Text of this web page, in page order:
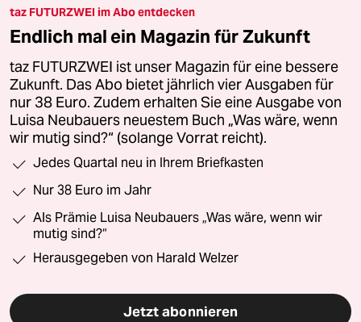
taz FUTURZWEI im Abo entdecken
Endlich mal ein Magazin für Zukunft
taz FUTURZWEI ist unser Magazin für eine bessere
Zukunft. Das Abo bietet jährlich vier Ausgaben für
nur 38 Euro. Zudem erhalten Sie eine Ausgabe von
Luisa Neubauers neuestem Buch „Was wäre, wenn
wir mutig sind?“ (solange Vorrat reicht).
Jedes Quartal neu in Ihrem Briefkasten
Nur 38 Euro im Jahr
Als Prämie Luisa Neubauers „Was wäre, wenn wir
mutig sind?“
Herausgegeben von Harald Welzer
Jetzt abonnieren